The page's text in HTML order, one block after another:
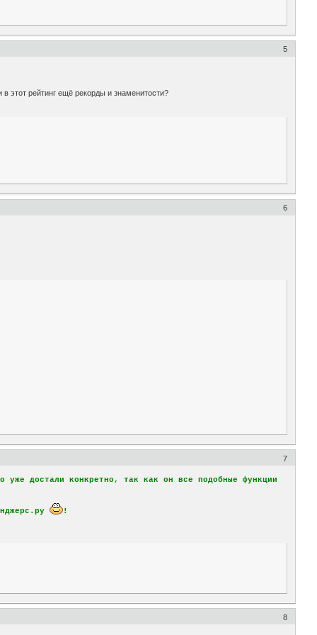
5
этот рейтинг ещё рекорды и знаменитости?
6
7
достали конкретно, так как он все подобные функции
!
8